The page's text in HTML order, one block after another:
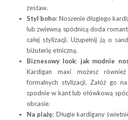
zestaw.
Styl boho: Noszenie długiego
lub zwiewną spódnicą doda
całej stylizacji. Uzupełnij ją o
biżuterię etniczną.
Biznesowy look: jak modnie
Kardigan maxi możesz
formalnych stylizacji. Załóż go
spodnie w kant lub ołówkową
obcasie.
Na plażę: Długie kardigany